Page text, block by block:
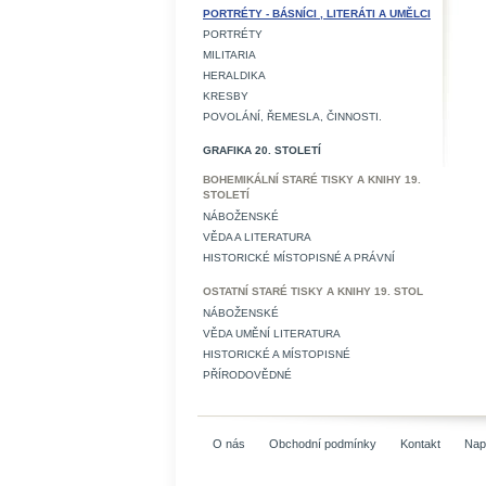
PORTRÉTY - BÁSNÍCI , LITERÁTI A UMĚLCI
PORTRÉTY
MILITARIA
HERALDIKA
KRESBY
POVOLÁNÍ, ŘEMESLA, ČINNOSTI.
GRAFIKA 20. STOLETÍ
BOHEMIKÁLNÍ STARÉ TISKY A KNIHY 19.
STOLETÍ
NÁBOŽENSKÉ
VĚDA A LITERATURA
HISTORICKÉ MÍSTOPISNÉ A PRÁVNÍ
OSTATNÍ STARÉ TISKY A KNIHY 19. STOL
NÁBOŽENSKÉ
VĚDA UMĚNÍ LITERATURA
HISTORICKÉ A MÍSTOPISNÉ
PŘÍRODOVĚDNÉ
O nás Obchodní podmínky Kontakt